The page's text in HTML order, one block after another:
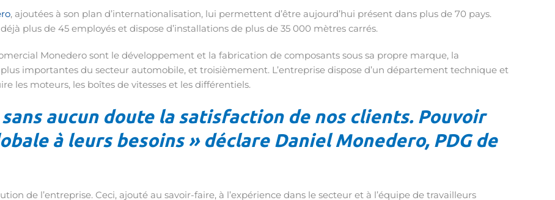
, ajoutées à son plan d’internationalisation, lui permettent d’être aujourd’hui présent dans plus de 70 pays.
plus de 45 employés et dispose d’installations de plus de 35 000 mètres carrés.
Monedero sont le développement et la fabrication de composants sous sa propre marque, la
importantes du secteur automobile, et troisièmement. L’entreprise dispose d’un département technique et
les moteurs, les boîtes de vitesses et les différentiels.
aucun doute la satisfaction de nos clients. Pouvoir
à leurs besoins » déclare Daniel Monedero, PDG de
de l’entreprise. Ceci, ajouté au savoir-faire, à l’expérience dans le secteur et à l’équipe de travailleurs